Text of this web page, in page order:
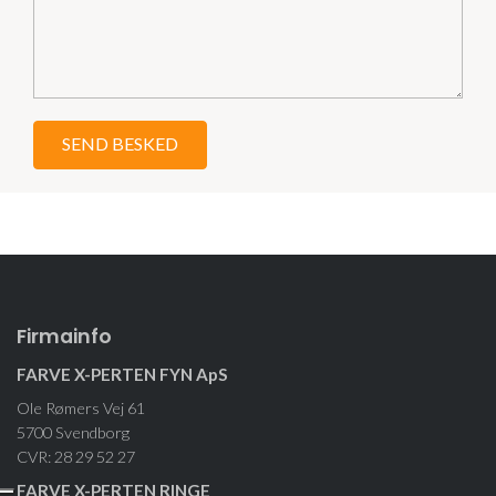
Firmainfo
FARVE X-PERTEN FYN ApS
Ole Rømers Vej 61
5700 Svendborg
CVR: 28 29 52 27
FARVE X-PERTEN RINGE